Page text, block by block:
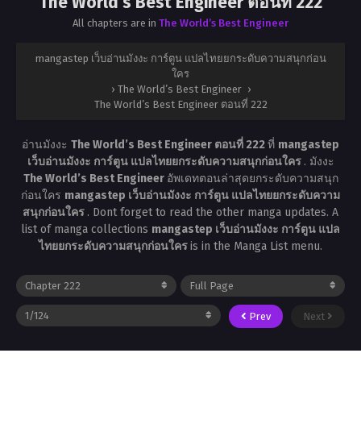
All chapters are in The World’s Best Engineer
mangastep เว็บอ่านมังงะ การ์ตูน แปลไทยยกระดับความสนุกก่อน
ใคร
› The World’s Best Engineer ›
The World’s Best Engineer ตอนที่ 222
อ่านมังงะ The World’s Best Engineer ตอนที่ 222ที่ mangastep
เว็บอ่านมังงะ การ์ตูน แปลไทยยกระดับความสนุกก่อนใคร . มังงะ
The World’s Best Engineer อัพเดทตอนล่าสุดยกระดับความสนุก
ก่อนใคร mangastep เว็บอ่านมังงะ การ์ตูน แปลไทยยกระดับความ
สนุกก่อนใคร . Dont forget to read the other manga updates. A
list of manga collections mangastep เว็บอ่านมังงะ การ์ตูน แปล
ไทยยกระดับความสนุกก่อนใครis in the Manga List menu.
Prev Next